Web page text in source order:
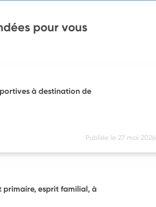
pour vous
à destination de
Publiée le 27 mai 2026
esprit familial, à